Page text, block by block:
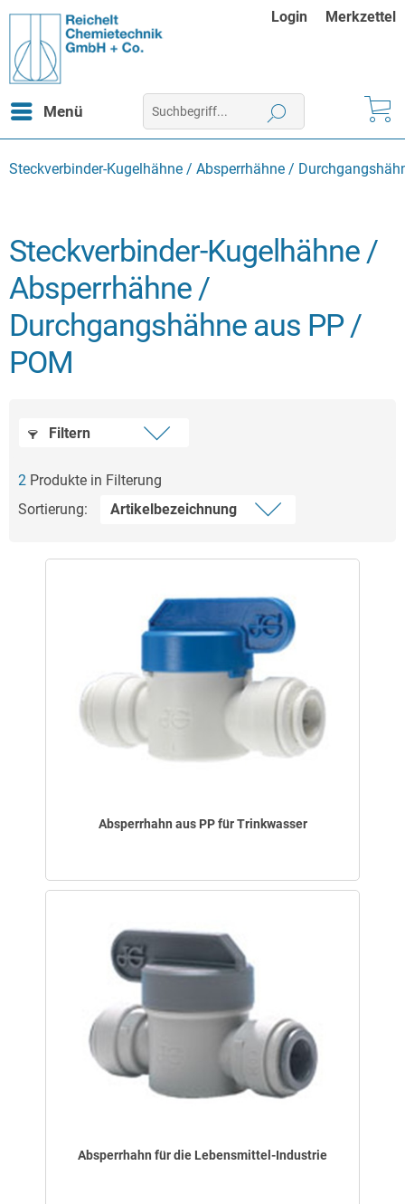
Login Merkzettel
Menü
Steckverbinder-Kugelhähne / Absperrhähne /
Steckverbinder-Kugelhähne /
Absperrhähne /
Durchgangshähne aus PP /
POM
Filtern
2 Produkte in Filterung
Sortierung:
Absperrhahn aus PP für Trinkwasser
Absperrhahn für die Lebensmittel-Industrie